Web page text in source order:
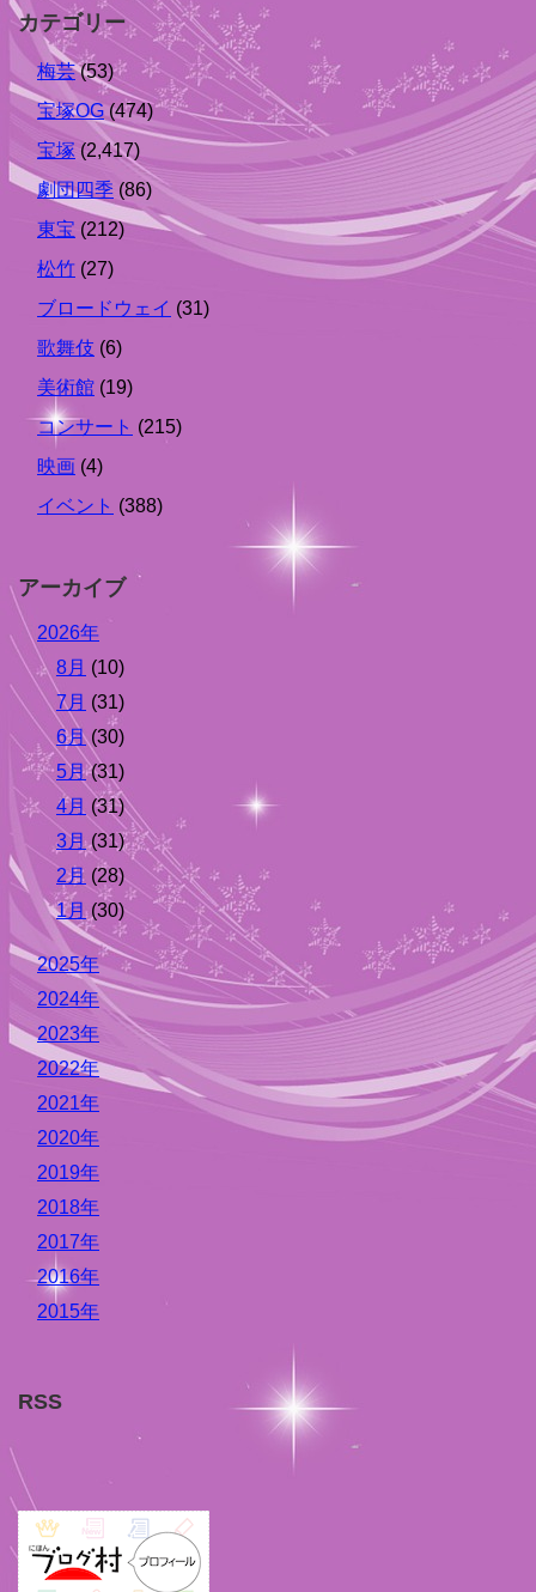
カテゴリー
梅芸(53)
宝塚OG(474)
宝塚 (2,417)
劇団四季 (86)
東宝 (212)
松竹 (27)
ブロードウェイ (31)
歌舞伎 (6)
美術館 (19)
コンサート (215)
映画 (4)
イベント (388)
アーカイブ
2026年
8月 (10)
7月 (31)
6月(30)
5月(31)
4月 (31)
3月(31)
2月 (28)
1月 (30)
2025年
2024年
2023年
2022年
2021年
2020年
2019年
2018年
2017年
2016年
2015年
RSS